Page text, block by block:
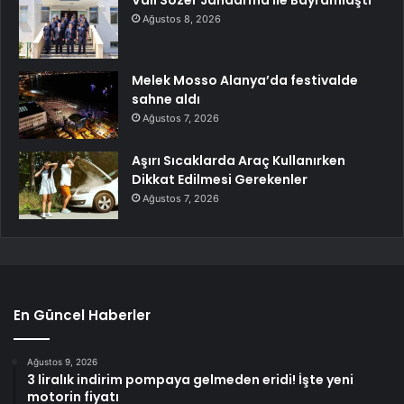
Ağustos 8, 2026
Melek Mosso Alanya’da festivalde
sahne aldı
Ağustos 7, 2026
Aşırı Sıcaklarda Araç Kullanırken
Dikkat Edilmesi Gerekenler
Ağustos 7, 2026
En Güncel Haberler
Ağustos 9, 2026
3 liralık indirim pompaya gelmeden eridi! İşte yeni
motorin fiyatı